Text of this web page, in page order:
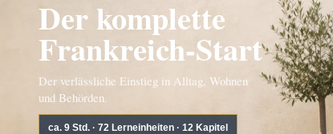
Der komplette
Frankreich-Start
Der verlässliche Einstieg in Alltag, Wohnen
und Behörden.
ca. 9 Std. · 72 Lerneinheiten · 12 Kapitel